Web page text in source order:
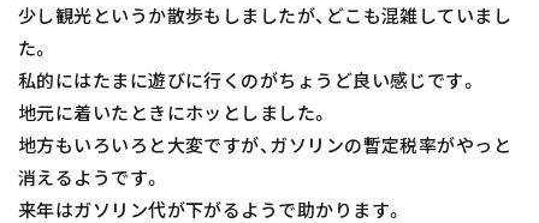
少し観光というか散歩もしましたが、どこも混雑していまし
た。
私的にはたまに遊びに行くのがちょうど良い感じです。
地元に着いたときにホッとしました。
地方もいろいろと大変ですが、ガソリンの暫定税率がやっと
消えるようです。
来年はガソリン代が下がるようで助かります。